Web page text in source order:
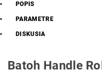
POPIS
PARAMETRE
DISKUSIA
Batoh Handle